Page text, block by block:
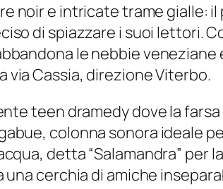
noir e intricate trame gialle: il
di spiazzare i suoi lettori.
le nebbie
via Cassia, direzione Viterbo.
teen dramedydove la farsa
colonna sonora ideale
detta “Salamandra”
cerchia di amiche